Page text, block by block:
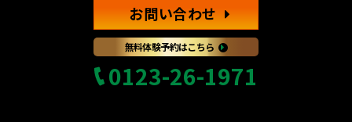
お問い合わせ
無料体験予約はこちら
0123-26-1971